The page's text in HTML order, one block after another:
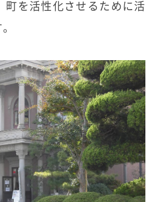
町を活性化させるために活